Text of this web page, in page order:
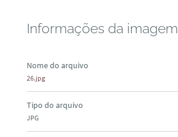
Informações da imagem
Nome do arquivo
26.jpg
Tipo do arquivo
JPG